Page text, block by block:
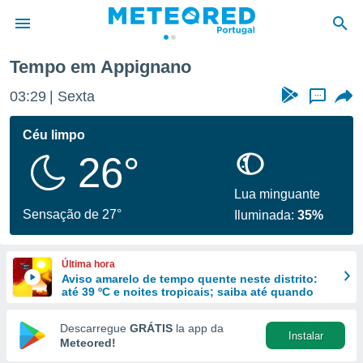
da
foi
fornecidas
a este
das
e
forma
digital
Tempo em Appignano
03:29 Sexta ...
Céu limpo
26°
Sensação de 27°
Lua minguante
Iluminada:35%
Última hora
Aviso amarelo de tempo quente neste distrito:
até 39 ºC e noites tropicais; saiba até quando
Descarregue GRÁTIS la app da
Meteored!
Instalar